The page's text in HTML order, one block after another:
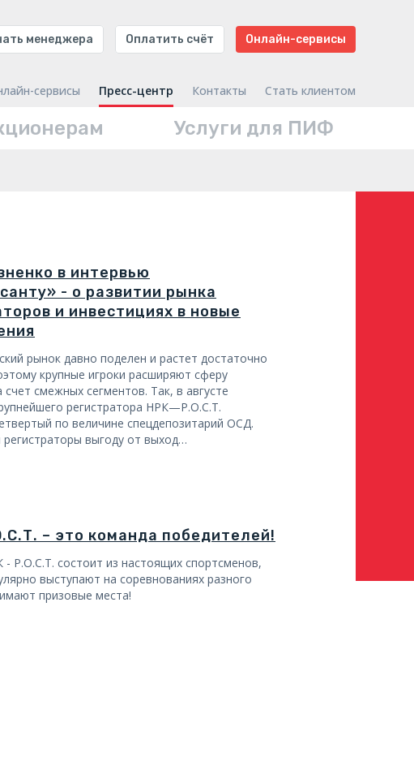
менеджера Оплатить счёт Онлайн-сервисы
сервисы Пресс-центр Контакты Стать клиентом
Услуги для ПИФ
в интервью
- о развитии рынка
и инвестициях в новые
рынок давно поделен и растет достаточно
крупные игроки расширяют сферу
счет смежных сегментов. Так, в августе
регистратора НРК—Р.О.С.Т.
по величине спецдепозитарий ОСД.
выгоду от выход…
– это команда победителей!
Р.О.С.Т. состоит из настоящих спортсменов,
выступают на соревнованиях разного
призовые места!